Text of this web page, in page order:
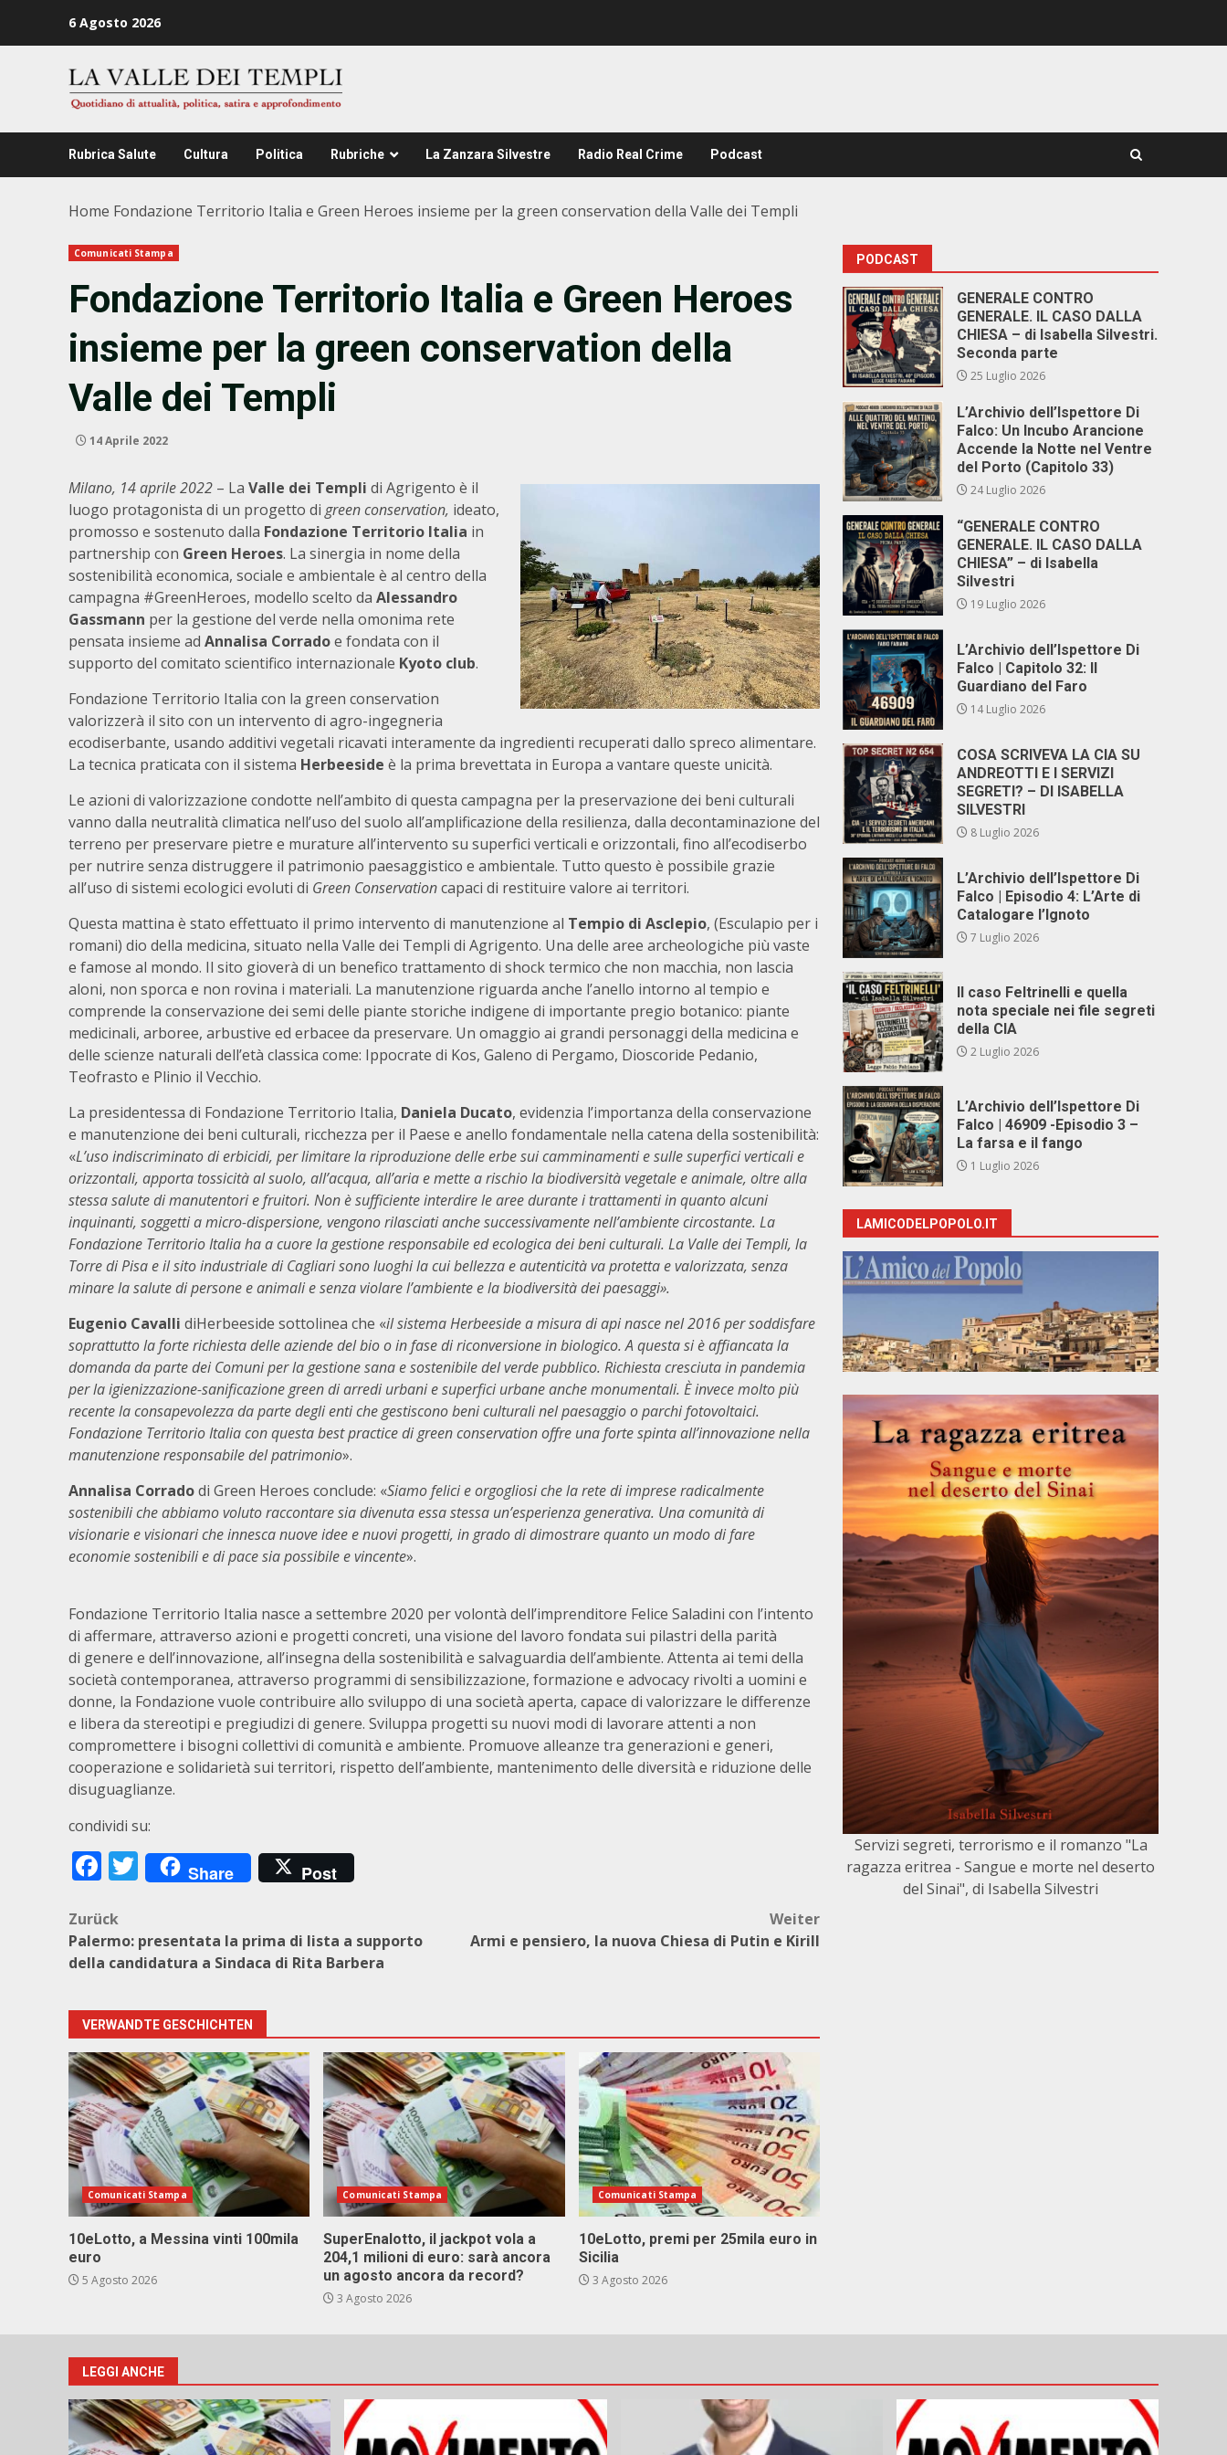
6 Agosto 2026
Rubrica Salute Cultura Politica Rubriche La Zanzara Silvestre Radio Real Crime Podcast
Home Fondazione Territorio Italia e Green Heroes insieme per la green conservation della Valle dei Templi
Comunicati Stampa
Fondazione Territorio Italia e Green Heroes
insieme per la green conservation della
Valle dei Templi
14 Aprile 2022
Milano, 14 aprile 2022 – La Valle dei Templi di Agrigento è il
luogo protagonista di un progetto di green conservation, ideato,
promosso e sostenuto dalla Fondazione Territorio Italia in
partnership con Green Heroes. La sinergia in nome della
sostenibilità economica, sociale e ambientale è al centro della
campagna #GreenHeroes, modello scelto da Alessandro
Gassmann per la gestione del verde nella omonima rete
pensata insieme ad Annalisa Corradoe fondata con il
supporto del comitato scientifico internazionale Kyoto club.
Fondazione Territorio Italia con la green conservation
valorizzerà il sito con un intervento di agro-ingegneria
ecodiserbante, usando additivi vegetali ricavati interamente da ingredienti recuperati dallo spreco alimentare.
La tecnica praticata con il sistema Herbeeside è la prima brevettata in Europa a vantare queste unicità.
Le azioni di valorizzazione condotte nell’ambito di questa campagna per la preservazione dei beni culturali
vanno dalla neutralità climatica nell’uso del suolo all’amplificazione della resilienza, dalla decontaminazione del
terreno per preservare pietre e murature all’intervento su superfici verticali e orizzontali, fino all’ecodiserbo
per nutrire senza distruggere il patrimonio paesaggistico e ambientale. Tutto questo è possibile grazie
all’uso di sistemi ecologici evoluti di Green Conservationcapaci di restituire valore ai territori.
Questa mattina è stato effettuato il primo intervento di manutenzione al Tempio di Asclepio, (Esculapio per i
romani) dio della medicina, situato nella Valle dei Templi di Agrigento. Una delle aree archeologiche più vaste
e famose al mondo. Il sito gioverà di un benefico trattamento di shock termico che non macchia, non lascia
aloni, non sporca e non rovina i materiali. La manutenzione riguarda anche l’anello intorno al tempio e
comprende la conservazione dei semi delle piante storiche indigene di importante pregio botanico: piante
medicinali, arboree, arbustive ed erbacee da preservare. Un omaggio ai grandi personaggi della medicina e
delle scienze naturali dell’età classica come: Ippocrate di Kos, Galeno di Pergamo, Dioscoride Pedanio,
Teofrasto e Plinio il Vecchio.
La presidentessa di Fondazione Territorio Italia, Daniela Ducato, evidenzia l’importanza della conservazione
e manutenzione dei beni culturali, ricchezza per il Paese e anello fondamentale nella catena della sostenibilità:
«L’uso indiscriminato di erbicidi, per limitare la riproduzione delle erbe sui camminamenti e sulle superfici verticali e
orizzontali, apporta tossicità al suolo, all’acqua, all’aria e mette a rischio la biodiversità vegetale e animale, oltre alla
stessa salute di manutentori e fruitori. Non è sufficiente interdire le aree durante i trattamenti in quanto alcuni
inquinanti, soggetti a micro-dispersione, vengono rilasciati anche successivamente nell’ambiente circostante. La
Fondazione Territorio Italia ha a cuore la gestione responsabile ed ecologica dei beni culturali. La Valle dei Templi, la
Torre di Pisa e il sito industriale di Cagliari sono luoghi la cui bellezza e autenticità va protetta e valorizzata, senza
minare la salute di persone e animali e senza violare l’ambiente e la biodiversità dei paesaggi».
Eugenio Cavalli diHerbeeside sottolinea che «il sistema Herbeeside a misura di api nasce nel 2016 per soddisfare
soprattutto la forte richiesta delle aziende del bio o in fase di riconversione in biologico. A questa si è affiancata la
domanda da parte dei Comuni per la gestione sana e sostenibile del verde pubblico. Richiesta cresciuta in pandemia
per la igienizzazione-sanificazione green di arredi urbani e superfici urbane anche monumentali. È invece molto più
recente la consapevolezza da parte degli enti che gestiscono beni culturali nel paesaggio o parchi fotovoltaici.
Fondazione Territorio Italia con questa best practice di green conservation offre una forte spinta all’innovazione nella
manutenzione responsabile del patrimonio».
Annalisa Corradodi Green Heroes conclude: «Siamo felici e orgogliosi che la rete di imprese radicalmente
sostenibili che abbiamo voluto raccontare sia divenuta essa stessa un’esperienza generativa. Una comunità di
visionarie e visionari che innesca nuove idee e nuovi progetti, in grado di dimostrare quanto un modo di fare
economie sostenibili e di pace sia possibile e vincente».
Fondazione Territorio Italia nasce a settembre 2020 per volontà dell’imprenditore Felice Saladini con l’intento
di affermare, attraverso azioni e progetti concreti, una visione del lavoro fondata sui pilastri della parità
di genere e dell’innovazione, all’insegna della sostenibilità e salvaguardia dell’ambiente. Attenta ai temi della
società contemporanea, attraverso programmi di sensibilizzazione, formazione e advocacy rivolti a uomini e
donne, la Fondazione vuole contribuire allo sviluppo di una società aperta, capace di valorizzare le differenze
e libera da stereotipi e pregiudizi di genere. Sviluppa progetti su nuovi modi di lavorare attenti a non
compromettere i bisogni collettivi di comunità e ambiente. Promuove alleanze tra generazioni e generi,
cooperazione e solidarietà sui territori, rispetto dell’ambiente, mantenimento delle diversità e riduzione delle
disuguaglianze.
condividi su:
Facebook
Twitter
Share Post
Beitragsnavigation
Zurück
Palermo: presentata la prima di lista a supporto
della candidatura a Sindaca di Rita Barbera
Weiter
Armi e pensiero, la nuova Chiesa di Putin e Kirill
VERWANDTE GESCHICHTEN
Comunicati Stampa
10eLotto, a Messina vinti 100mila
euro
5 Agosto 2026
Comunicati Stampa
SuperEnalotto, il jackpot vola a
204,1 milioni di euro: sarà ancora
un agosto ancora da record?
3 Agosto 2026
Comunicati Stampa
10eLotto, premi per 25mila euro in
Sicilia
3 Agosto 2026
PODCAST
GENERALE CONTRO
GENERALE. IL CASO DALLA
CHIESA – di Isabella Silvestri.
Seconda parte
25 Luglio 2026
L’Archivio dell’Ispettore Di
Falco: Un Incubo Arancione
Accende la Notte nel Ventre
del Porto (Capitolo 33)
24 Luglio 2026
“GENERALE CONTRO
GENERALE. IL CASO DALLA
CHIESA” – di Isabella
Silvestri
19 Luglio 2026
L’Archivio dell’Ispettore Di
Falco | Capitolo 32: Il
Guardiano del Faro
14 Luglio 2026
COSA SCRIVEVA LA CIA SU
ANDREOTTI E I SERVIZI
SEGRETI? – DI ISABELLA
SILVESTRI
8 Luglio 2026
L’Archivio dell’Ispettore Di
Falco | Episodio 4: L’Arte di
Catalogare l’Ignoto
7 Luglio 2026
Il caso Feltrinelli e quella
nota speciale nei file segreti
della CIA
2 Luglio 2026
L’Archivio dell’Ispettore Di
Falco | 46909 -Episodio 3 –
La farsa e il fango
1 Luglio 2026
LAMICODELPOPOLO.IT
Servizi segreti, terrorismo e il romanzo "La
ragazza eritrea - Sangue e morte nel deserto
del Sinai", di Isabella Silvestri
LEGGI ANCHE